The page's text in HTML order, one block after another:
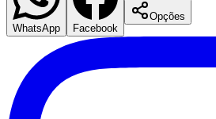
Santos
WhatsApp Facebook
Opções